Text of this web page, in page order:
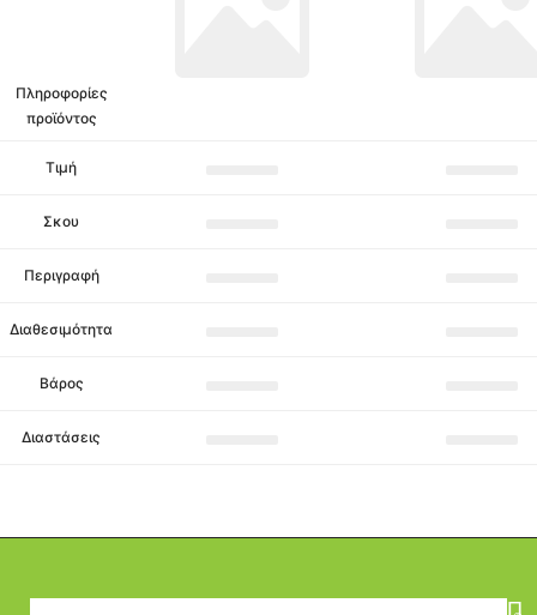
Πληροφορίες
προϊόντος
Τιμή
Σκου
Περιγραφή
Διαθεσιμότητα
Βάρος
Διαστάσεις
Π